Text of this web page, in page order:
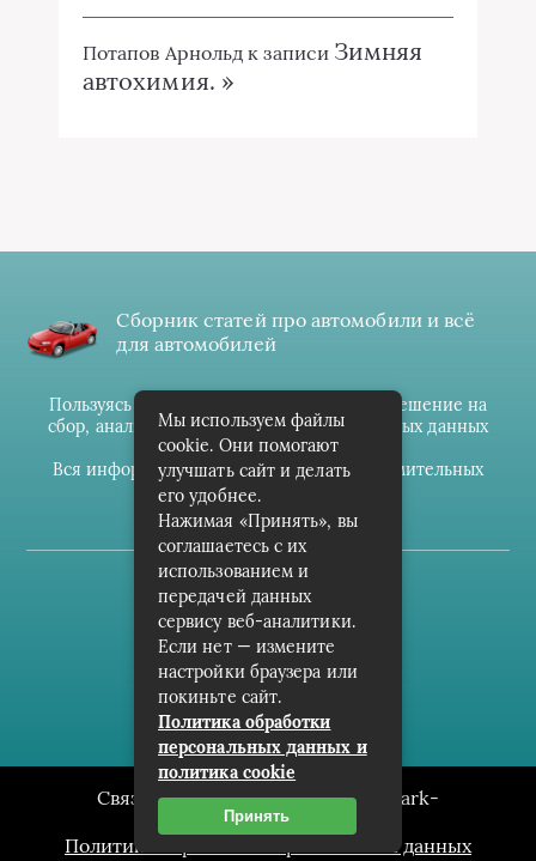
Потапов Арнольд к записи Зимняя
автохимия. »
Сборник статей про автомобили и всё
для автомобилей
Пользуясь данным ресурсом вы даёте разрешение на
сбор, анализ и хранение своих персональных данных
согласноПравилам
Вся информация предоставлена в ознакомительных
целях.
(c) cpark-avto.ru
Карта сайта
О проекте
Архив
Связаться с редакцией сайта: cpark-
avto.ru@mailwebsite.ru
Политика обработки персональных данных
Мы используем файлы
cookie. Они помогают
улучшать сайт и делать
его удобнее.
Нажимая «Принять», вы
соглашаетесь с их
использованием и
передачей данных
сервису веб-аналитики.
Если нет — измените
настройки браузера или
покиньте сайт.
Политика обработки
персональных данных и
политика cookie
Принять